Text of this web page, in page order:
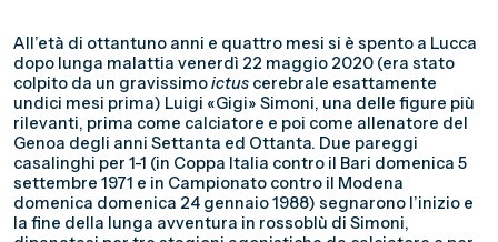
All’età di ottantuno anni e quattro mesi si è spento a Lucca
dopo lunga malattia venerdì 22 maggio 2020 (era stato
colpito da un gravissimoictus cerebrale esattamente
undici mesi prima) Luigi «Gigi» Simoni, una delle figure più
rilevanti, prima come calciatore e poi come allenatore del
Genoa degli anni Settanta ed Ottanta. Due pareggi
casalinghi per 1-1 (in Coppa Italia contro il Bari domenica 5
settembre 1971 e in Campionato contro il Modena
domenica domenica 24 gennaio 1988) segnarono l’inizio e
la fine della lunga avventura in rossoblù di Simoni,